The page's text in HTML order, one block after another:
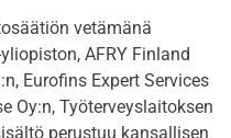
vetämänä
AFRY Finland
Eurofins Expert Services
Oy:n, Työterveyslaitoksen
perustuu kansallisen